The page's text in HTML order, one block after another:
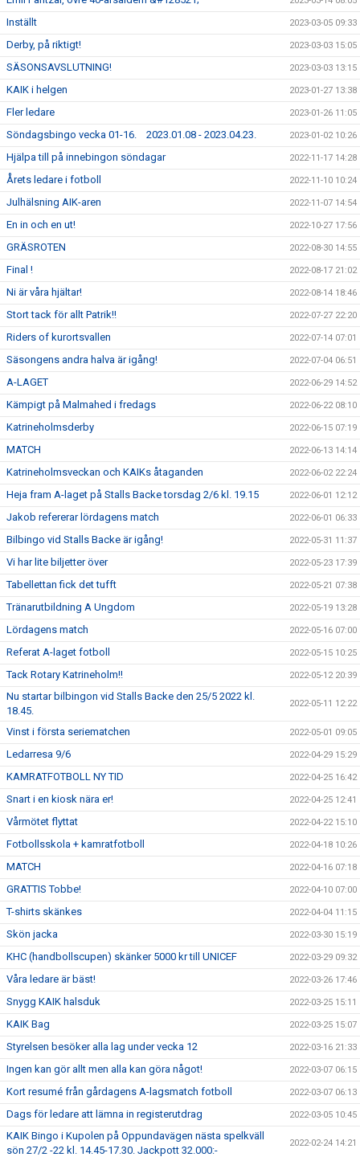
Inställt 2023-03-05 09:33
Derby, på riktigt! 2023-03-03 15:05
SÄSONSAVSLUTNING! 2023-03-03 13:15
KAIK i helgen 2023-01-27 13:38
Fler ledare 2023-01-26 11:05
Söndagsbingo vecka 01-16. 2023.01.08 - 2023.04.23. 2023-01-02 10:26
Hjälpa till på innebingon söndagar 2022-11-17 14:28
Årets ledare i fotboll 2022-11-10 10:24
Julhälsning AIK-aren 2022-11-07 14:54
En in och en ut! 2022-10-27 17:56
GRÄSROTEN 2022-08-30 14:55
Final ! 2022-08-17 21:02
Ni är våra hjältar! 2022-08-14 18:46
Stort tack för allt Patrik!! 2022-07-27 22:20
Riders of kurortsvallen 2022-07-14 07:01
Säsongens andra halva är igång! 2022-07-04 06:51
A-LAGET 2022-06-29 14:52
Kämpigt på Malmahed i fredags 2022-06-22 08:10
Katrineholmsderby 2022-06-15 07:19
MATCH 2022-06-13 14:14
Katrineholmsveckan och KAIKs åtaganden 2022-06-02 22:24
Heja fram A-laget på Stalls Backe torsdag 2/6 kl. 19.15 2022-06-01 12:12
Jakob refererar lördagens match 2022-06-01 06:33
Bilbingo vid Stalls Backe är igång! 2022-05-31 11:37
Vi har lite biljetter över 2022-05-23 17:39
Tabellettan fick det tufft 2022-05-21 07:38
Tränarutbildning A Ungdom 2022-05-19 13:28
Lördagens match 2022-05-16 07:00
Referat A-laget fotboll 2022-05-15 10:25
Tack Rotary Katrineholm!! 2022-05-12 20:39
Nu startar bilbingon vid Stalls Backe den 25/5 2022 kl.
18.45.
2022-05-11 12:22
Vinst i första seriematchen 2022-05-01 09:05
Ledarresa 9/6 2022-04-29 15:29
KAMRATFOTBOLL NY TID 2022-04-25 16:42
Snart i en kiosk nära er! 2022-04-25 12:41
Vårmötet flyttat 2022-04-22 15:10
Fotbollsskola + kamratfotboll 2022-04-18 10:26
MATCH 2022-04-16 07:18
GRATTIS Tobbe! 2022-04-10 07:00
T-shirts skänkes 2022-04-04 11:15
Skön jacka 2022-03-30 15:19
KHC (handbollscupen) skänker 5000 kr till UNICEF 2022-03-29 09:32
Våra ledare är bäst! 2022-03-26 17:46
Snygg KAIK halsduk 2022-03-25 15:11
KAIK Bag 2022-03-25 15:07
Styrelsen besöker alla lag under vecka 12 2022-03-16 21:33
Ingen kan gör allt men alla kan göra något! 2022-03-07 06:15
Kort resumé från gårdagens A-lagsmatch fotboll 2022-03-07 06:13
Dags för ledare att lämna in registerutdrag 2022-03-05 10:45
KAIK Bingo i Kupolen på Oppundavägen nästa spelkväll
sön 27/2 -22 kl. 14.45-17.30. Jackpott 32.000:-
2022-02-24 14:21